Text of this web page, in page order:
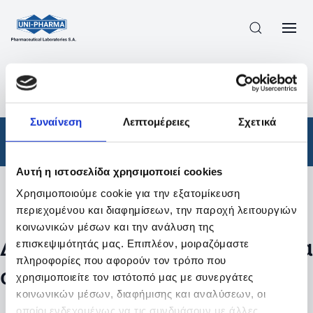
Συναίνεση Λεπτομέρειες Σχετικά
Αυτή η ιστοσελίδα χρησιμοποιεί cookies
Χρησιμοποιούμε cookie για την εξατομίκευση
περιεχομένου και διαφημίσεων, την παροχή λειτουργιών
κοινωνικών μέσων και την ανάλυση της
επισκεψιμότητάς μας. Επιπλέον, μοιραζόμαστε
πληροφορίες που αφορούν τον τρόπο που
χρησιμοποιείτε τον ιστότοπό μας με συνεργάτες
κοινωνικών μέσων, διαφήμισης και αναλύσεων, οι
οποίοι ενδεχομένως να τις συνδυάσουν με άλλες
ΠΡΟΪΟΝΤΑ ΣΥΝΤΑΓΟΓΡΑΦΟΎΜΕΝΑ
/
ΑΠΟΤΕΛΕΣΜΑΤΑ ΑΝΑΖΗΤΗΣΗΣ
Φάρμακα / Συνταγογραφούμενα
Φίλτρα
Δεν βρέθηκαν προϊόντα με τα
συγκεκριμένα φίλτρα